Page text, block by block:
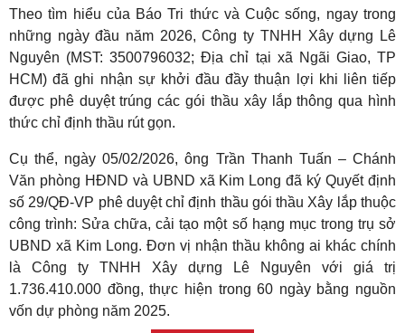
Theo tìm hiểu của Báo Tri thức và Cuộc sống, ngay trong
những ngày đầu năm 2026, Công ty TNHH Xây dựng Lê
Nguyên (MST: 3500796032; Địa chỉ tại xã Ngãi Giao, TP
HCM) đã ghi nhận sự khởi đầu đầy thuận lợi khi liên tiếp
được phê duyệt trúng các gói thầu xây lắp thông qua hình
thức chỉ định thầu rút gọn.
Cụ thể, ngày 05/02/2026, ông Trần Thanh Tuấn – Chánh
Văn phòng HĐND và UBND xã Kim Long đã ký Quyết định
số 29/QĐ-VP phê duyệt chỉ định thầu gói thầu Xây lắp thuộc
công trình: Sửa chữa, cải tạo một số hạng mục trong trụ sở
UBND xã Kim Long. Đơn vị nhận thầu không ai khác chính
là Công ty TNHH Xây dựng Lê Nguyên với giá trị
1.736.410.000 đồng, thực hiện trong 60 ngày bằng nguồn
vốn dự phòng năm 2025.